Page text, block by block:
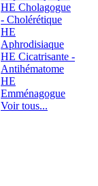
HE Cholagogue
- Cholérétique
HE
Aphrodisiaque
HE Cicatrisante -
Antihématome
HE
Emménagogue
Voir tous...